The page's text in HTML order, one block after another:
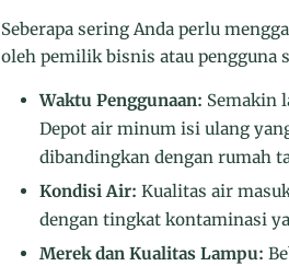
Seberapa sering Anda perlu
oleh pemilik bisnis atau pengguna
Waktu Penggunaan: Semakin
Depot air minum isi ulang
dibandingkan dengan rumah
Kondisi Air: Kualitas air
dengan tingkat kontaminasi
Merek dan Kualitas Lampu: